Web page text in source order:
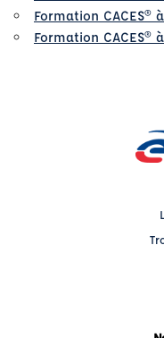
Formation CACES®
Formation CACES®